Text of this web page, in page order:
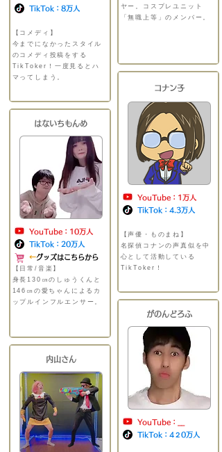
TikTok：8万人
​
【コメディ】
​今までになかったスタイル
のコメディ投稿をする
TikToker！一度見るとハ
マってしまう。
はないちもんめ
YouTube：10万人
TikTok：20万人
​←グッズはこちらから
​
【日常/音楽】
​身長130㎝のしゅうくんと
146㎝の愛ちゃんによるカ
ップルインフルエンサー。
内山さん
ヤー。コスプレユニット
「無職上等」のメンバー。
​コナン子​
YouTube：1万人
TikTok：4.3万人
​
【声優・ものまね】
​名探偵コナンの声真似を中
心として活動している
​TikToker！
がのんどろふ
YouTube：__
TikTok：4２0万人